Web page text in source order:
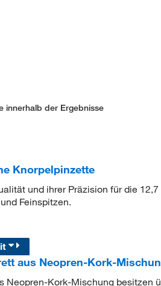
innerhalb der Ergebnisse
Knorpelpinzette
und ihrer Präzision für die
Feinspitzen.
aus Neopren-Kork-
Kork-Mischung besitzen